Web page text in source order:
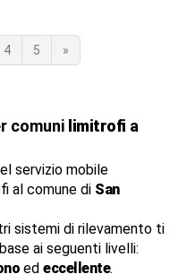
4 5 »
comuni limitrofi a
servizio mobile
al comune di San
sistemi di rilevamento ti
ai seguenti livelli:
ed eccellente.